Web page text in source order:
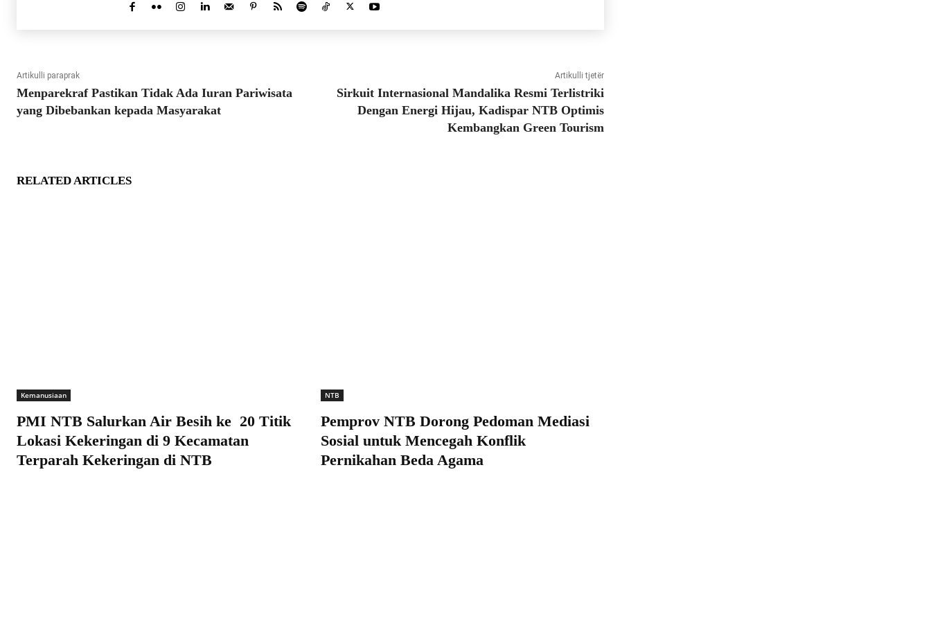
Artikulli paraprak
Menparekraf Pastikan Tidak Ada Iuran Pariwisata
yang Dibebankan kepada Masyarakat
Artikulli tjetër
Sirkuit Internasional Mandalika Resmi Terlistriki
Dengan Energi Hijau, Kadispar NTB Optimis
Kembangkan Green Tourism
RELATED ARTICLES
Kemanusiaan
PMI NTB Salurkan Air Besih ke 20 Titik
Lokasi Kekeringan di 9 Kecamatan
Terparah Kekeringan di NTB
NTB
Pemprov NTB Dorong Pedoman Mediasi
Sosial untuk Mencegah Konflik
Pernikahan Beda Agama